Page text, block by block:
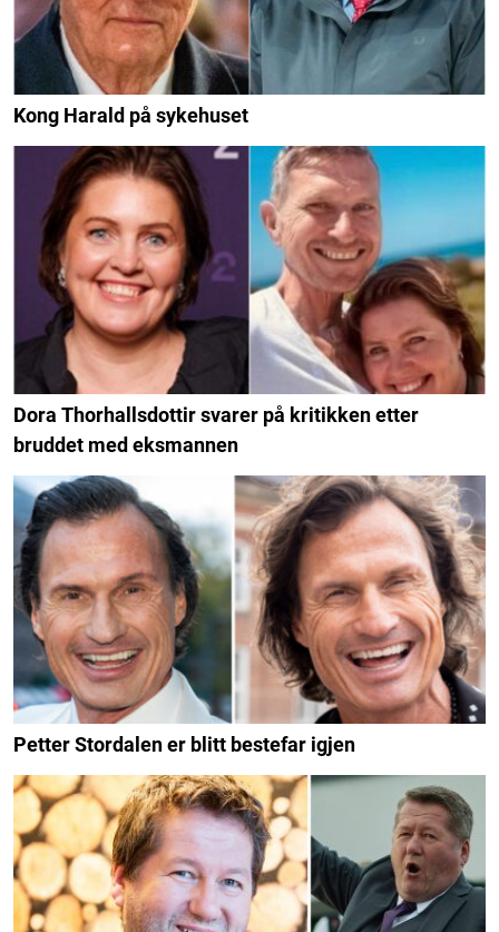
Kong Harald på sykehuset
Dora Thorhallsdottir svarer på kritikken etter
bruddet med eksmannen
Petter Stordalen er blitt bestefar igjen